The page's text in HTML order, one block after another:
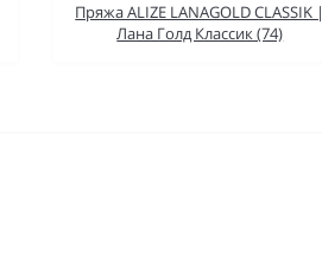
Пряжа ALIZE LANAGOLD CLASSIK |
Лана Голд Классик (74)